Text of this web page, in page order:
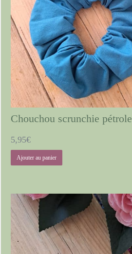
Chouchou scrunchie pétrole
5,95€
Ajouter au panier